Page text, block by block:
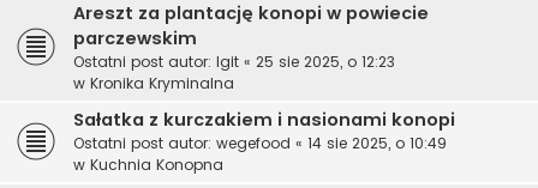
Areszt za plantację konopi w powiecie
parczewskim
Ostatni post autor: Igit « 25 sie 2025, o 12:23
w Kronika Kryminalna
Sałatka z kurczakiem i nasionami konopi
Ostatni post autor: wegefood « 14 sie 2025, o 10:49
w Kuchnia Konopna